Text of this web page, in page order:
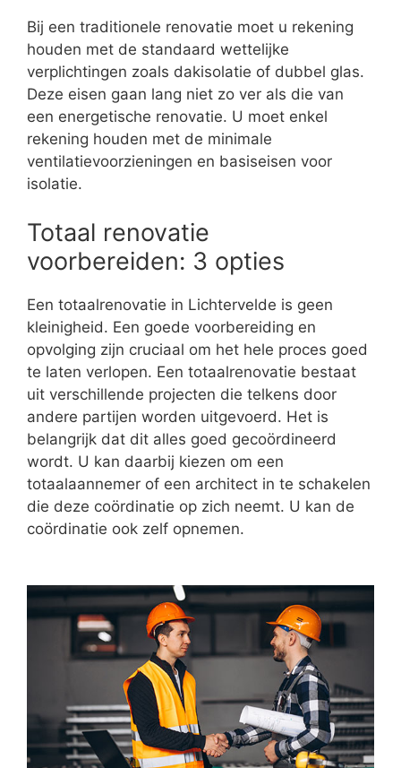
Bij een traditionele renovatie moet u rekening
houden met de standaard wettelijke
verplichtingen zoals dakisolatie of dubbel glas.
Deze eisen gaan lang niet zo ver als die van
een energetische renovatie. U moet enkel
rekening houden met de minimale
ventilatievoorzieningen en basiseisen voor
isolatie.
Totaal renovatie
voorbereiden: 3 opties
Een totaalrenovatie in Lichtervelde is geen
kleinigheid. Een goede voorbereiding en
opvolging zijn cruciaal om het hele proces goed
te laten verlopen. Een totaalrenovatie bestaat
uit verschillende projecten die telkens door
andere partijen worden uitgevoerd. Het is
belangrijk dat dit alles goed gecoördineerd
wordt. U kan daarbij kiezen om een
totaalaannemer of een architect in te schakelen
die deze coördinatie op zich neemt. U kan de
coördinatie ook zelf opnemen.